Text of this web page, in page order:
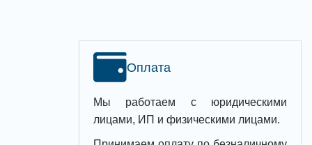
Оплата
Мы работаем с юридическими
лицами, ИП и физическими лицами.